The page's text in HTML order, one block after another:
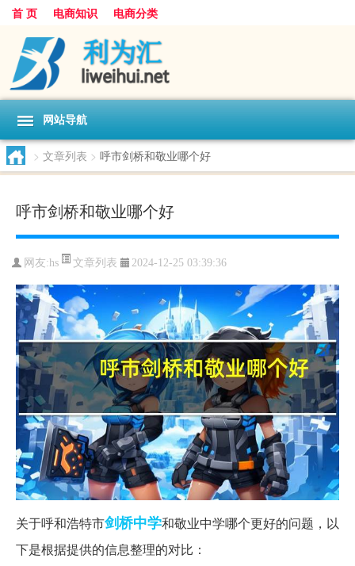
首 页 电商知识 电商分类
网站导航
> 文章列表 > 呼市剑桥和敬业哪个好
呼市剑桥和敬业哪个好
网友:hs 文章列表 2024-12-25 03:39:36
关于呼和浩特市剑桥中学和敬业中学哪个更好的问题，以
下是根据提供的信息整理的对比：